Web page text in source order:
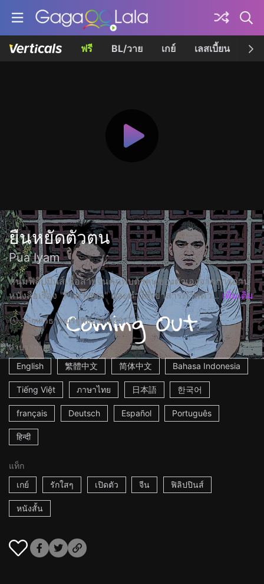
ฟรี BL/วาย เกย์ เลสเบี้ยน เค
ยืนหยัดตัวตน
Pua Iyam
หนุ่มฟิลิปปินส์เชื้อสายจีนค้นพบตัวตนของตัวเองจากการอ่าน
หนังสือเรื่อง "Pua Iyam" และทำให้เขาสารภาพคว... เพิ่มเติม
16mสาธารณรัฐฟิลิปปินส์2017
คำบรรยาย
English
繁體中文 简体中文 Bahasa Indonesia
Tiếng Việt ภาษาไทย 日本語 한국어
français Deutsch Español Português
हिन्दी
แท็ก
เกย์
รักใสๆ เปิดตัว จีน ฟิลิปปินส์
หนังสั้น